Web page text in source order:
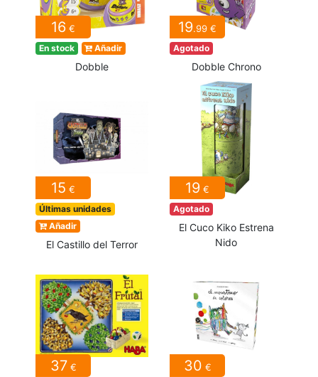
16 €
En stock Añadir
Dobble
19.99 €
Agotado
Dobble Chrono
15 €
Últimas unidades
Añadir
El Castillo del Terror
19 €
Agotado
El Cuco Kiko Estrena
Nido
37 € 30 €